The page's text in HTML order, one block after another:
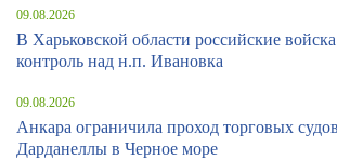
09.08.2026
В Харьковской области российские
контроль над н.п. Ивановка
09.08.2026
Анкара ограничила проход торговых
Дарданеллы в Черное море